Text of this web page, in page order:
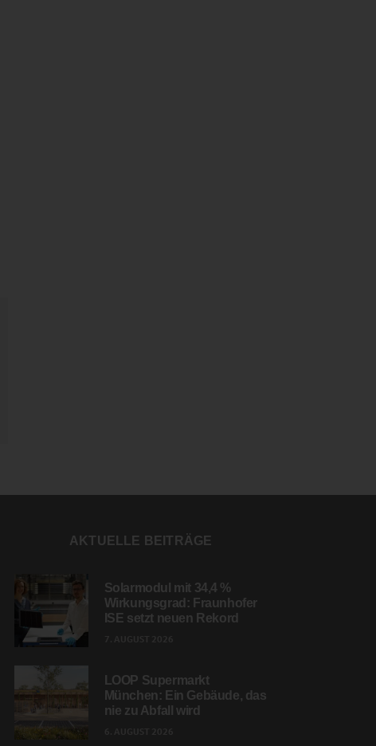
AKTUELLE BEITRÄGE
Solarmodul mit 34,4 %
Wirkungsgrad: Fraunhofer
ISE setzt neuen Rekord
LOOP Supermarkt
München: Ein Gebäude, das
nie zu Abfall wird